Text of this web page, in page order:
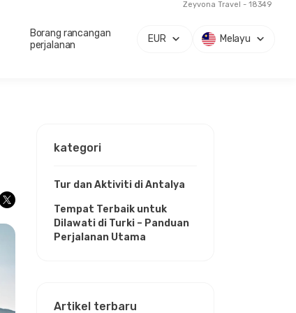
Zeyvona Travel - 18349
Borang rancangan
perjalanan
EUR Melayu
kategori
Tur dan Aktiviti di Antalya
Tempat Terbaik untuk
Dilawati di Turki – Panduan
Perjalanan Utama
Artikel terbaru